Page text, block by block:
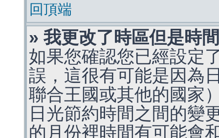
回頂端
» 我更改了時區但是時
如果您確認您已經設定
誤，這很有可能是因為
聯合王國或其他的國家
日光節約時間之間的變
的月份裡時間有可能會